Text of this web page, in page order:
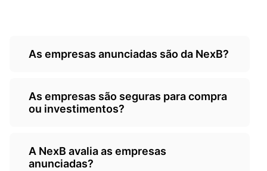
As empresas anunciadas são da NexB?
Não, as empresas são de
terceiros/empresarios e a Nexb atua
As empresas são seguras para compra
ou investimentos?
A NexB é responsável por ceder o seu
classificados para anunciantes, não sendo
A NexB avalia as empresas
anunciadas?